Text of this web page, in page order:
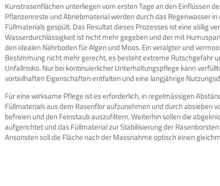
Kunstrasenflächen unterliegen vom ersten Tage an den Einflüssen
Pflanzenreste und Abriebmaterial werden durch das Regenwasser
Füllmaterials gespült. Das Resultat dieses Prozesses ist eine völlig
Wasserdurchlässigkeit ist nicht mehr gegeben und der mit
den idealen Nährboden für Algen und Moos. Ein veralgter und
Bestimmung nicht mehr gerecht, es besteht extreme Rutschgefahr
Unfallrisiko. Nur bei kontinuierlicher Unterhaltungspflege kann
vorteilhaften Eigenschaften entfalten und eine langjährige
Für eine wirksame Pflege ist es erforderlich, in regelmässigen
Füllmaterials aus dem Rasenflor aufzunehmen und durch absieben
befreien und den Feinstaub auszufiltern. Weiterhin sollen die
aufgerichtet und das Füllmaterial zur Stabilisierung der
Ansonsten soll die Fläche nach der Massnahme optisch einen